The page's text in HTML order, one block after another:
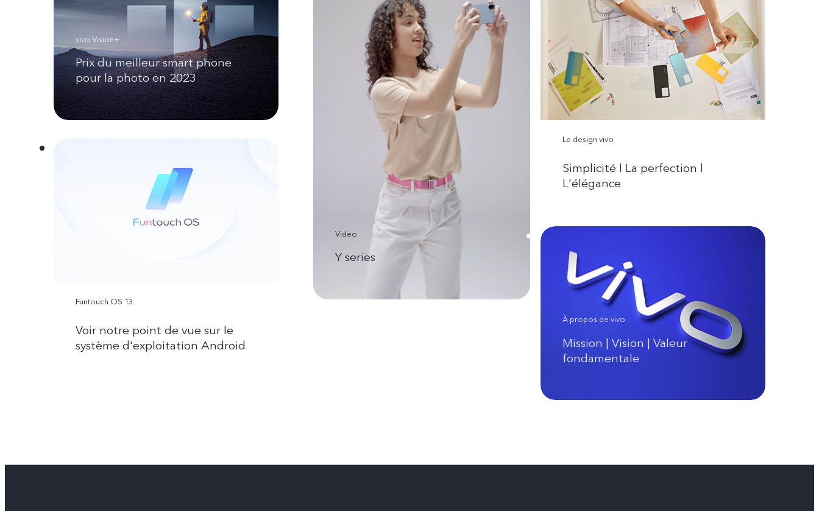
vivo Vision+
Prix du meilleur smart phone
pour la photo en 2023
Video
Y series
Le design vivo
Simplicité l La perfection l
L'élégance
Funtouch OS 13
Voir notre point de vue sur le
système d'exploitation Android
À propos de vivo
Mission | Vision | Valeur
fondamentale